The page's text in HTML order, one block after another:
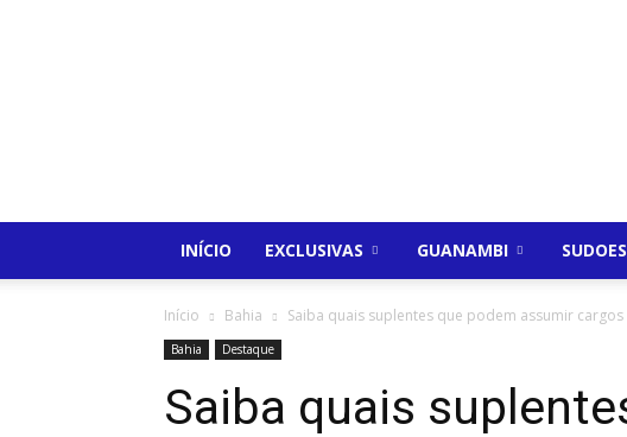
INÍCIO EXCLUSIVAS GUANAMBI
Início Bahia Saiba quais suplentes que podem assumir
Bahia Destaque
Saiba quais